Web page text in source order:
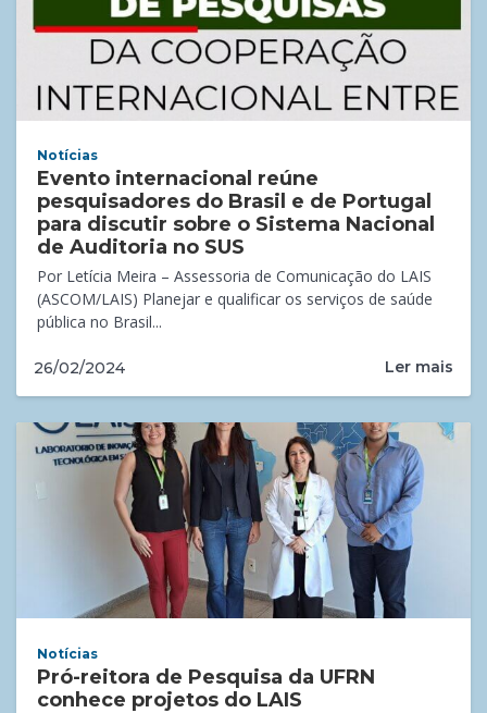
Notícias
Evento internacional reúne
pesquisadores do Brasil e de Portugal
para discutir sobre o Sistema Nacional
de Auditoria no SUS
Por Letícia Meira – Assessoria de Comunicação do LAIS
(ASCOM/LAIS) Planejar e qualificar os serviços de saúde
pública no Brasil...
26/02/2024 Ler mais
Notícias
Pró-reitora de Pesquisa da UFRN
conhece projetos do LAIS